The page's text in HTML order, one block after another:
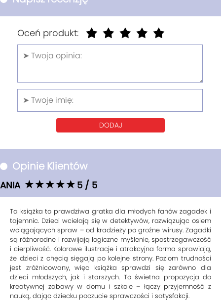
Oceń produkt:
DODAJ
Opinie Klientów
ANIA 5 / 5
Ta książka to prawdziwa gratka dla młodych fanów zagadek i
tajemnic. Dzieci wcielają się w detektywów, rozwiązując osiem
wciągających spraw – od kradzieży po groźne wirusy. Zagadki
są różnorodne i rozwijają logiczne myślenie, spostrzegawczość
i cierpliwość. Kolorowe ilustracje i atrakcyjna forma sprawiają,
że dzieci z chęcią sięgają po kolejne strony. Poziom trudności
jest zróżnicowany, więc książka sprawdzi się zarówno dla
dzieci młodszych, jak i starszych. To świetna propozycja do
kreatywnej zabawy w domu i szkole – łączy przyjemność z
nauką, dając dziecku poczucie sprawczości i satysfakcji.